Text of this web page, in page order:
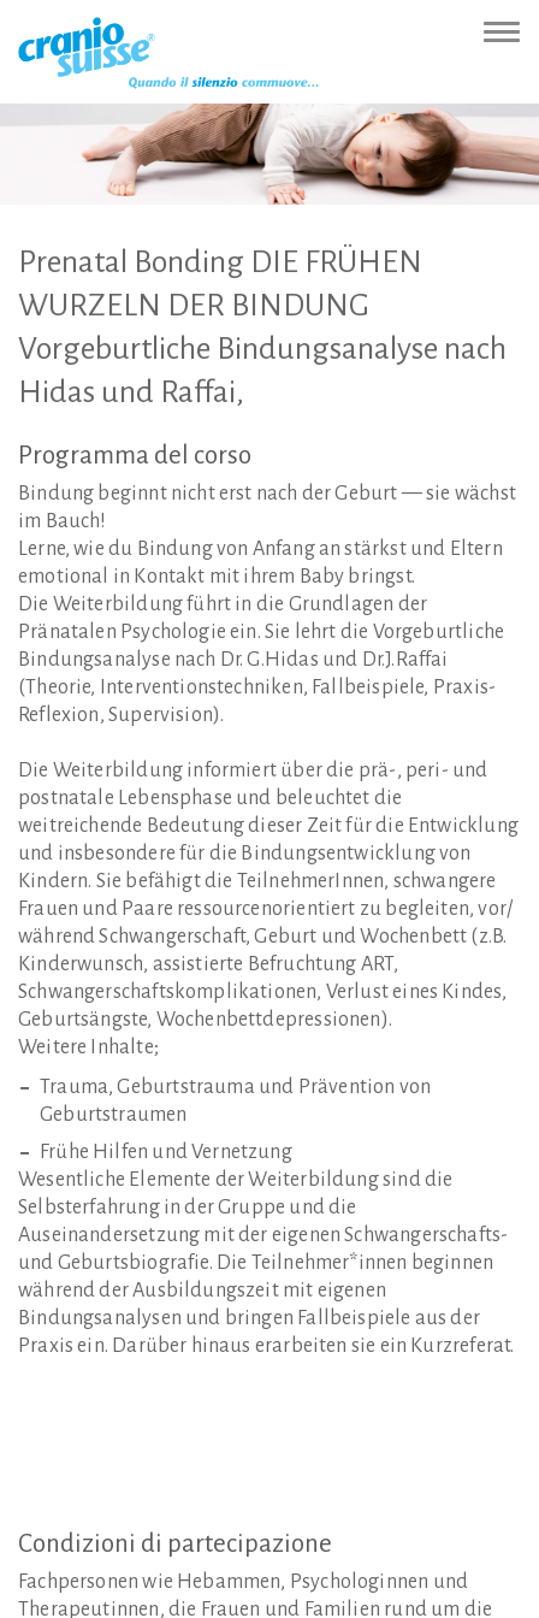
(Accesskey
Hauptnavigation
(Accesskey
Inhalt
(Accesskey
Sprachumschaltung
(Accesskey
Prenatal Bonding DIE FRÜHEN
WURZELN DER BINDUNG
Vorgeburtliche Bindungsanalyse nach
Hidas und Raffai,
Programma del corso
Bindung beginnt nicht erst nach der Geburt — sie wächst
im Bauch!
Lerne, wie du Bindung von Anfang an stärkst und Eltern
emotional in Kontakt mit ihrem Baby bringst.
Die Weiterbildung führt in die Grundlagen der
Pränatalen Psychologie ein. Sie lehrt die Vorgeburtliche
Bindungsanalyse nach Dr. G.Hidas und Dr.J.Raffai
(Theorie, Interventionstechniken, Fallbeispiele, Praxis-
Reflexion, Supervision).
Die Weiterbildung informiert über die prä-, peri- und
postnatale Lebensphase und beleuchtet die
weitreichende Bedeutung dieser Zeit für die Entwicklung
und insbesondere für die Bindungsentwicklung von
Kindern. Sie befähigt die TeilnehmerInnen, schwangere
Frauen und Paare ressourcenorientiert zu begleiten, vor/
während Schwangerschaft, Geburt und Wochenbett (z.B.
Kinderwunsch, assistierte Befruchtung ART,
Schwangerschaftskomplikationen, Verlust eines Kindes,
Geburtsängste, Wochenbettdepressionen).
Weitere Inhalte;
Trauma, Geburtstrauma und Prävention von
Geburtstraumen
Frühe Hilfen und Vernetzung
Wesentliche Elemente der Weiterbildung sind die
Selbsterfahrung in der Gruppe und die
Auseinandersetzung mit der eigenen Schwangerschafts-
und Geburtsbiografie. Die Teilnehmer*innen beginnen
während der Ausbildungszeit mit eigenen
Bindungsanalysen und bringen Fallbeispiele aus der
Praxis ein. Darüber hinaus erarbeiten sie ein Kurzreferat.
Condizioni di partecipazione
Fachpersonen wie Hebammen, Psychologinnen und
Therapeutinnen, die Frauen und Familien rund um die